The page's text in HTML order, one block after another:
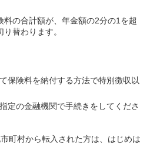
料の合計額が、年金額の2分の1を超
替わります。
保険料を納付する方法で特別徴収以
定の金融機関で手続きをしてくださ
町村から転入された方は、はじめは